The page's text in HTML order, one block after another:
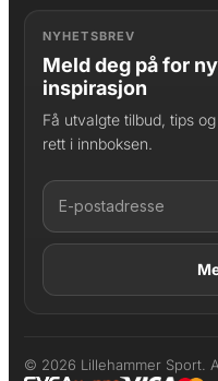
NYHETSBREV
Meld deg på for
inspirasjon
Få utvalgte tilbud, tips
rett i innboksen.
© 2026 Lillehammer Sport.
LAGT I
Produktet